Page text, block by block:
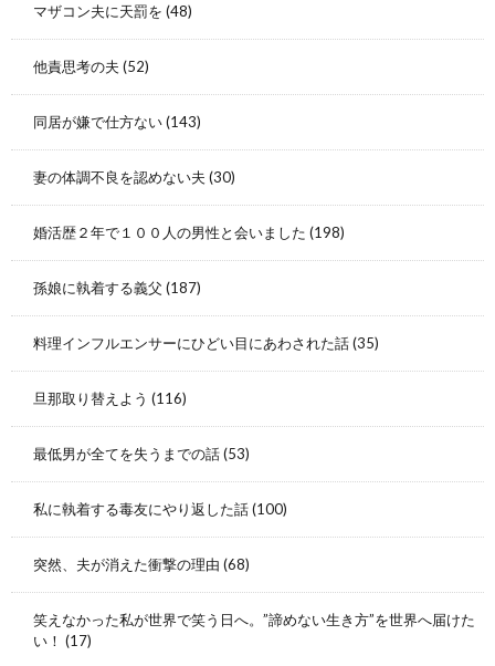
マザコン夫に天罰を (48)
他責思考の夫 (52)
同居が嫌で仕方ない(143)
妻の体調不良を認めない夫 (30)
婚活歴２年で１００人の男性と会いました (198)
孫娘に執着する義父 (187)
料理インフルエンサーにひどい目にあわされた話(35)
旦那取り替えよう (116)
最低男が全てを失うまでの話(53)
私に執着する毒友にやり返した話(100)
突然、夫が消えた衝撃の理由 (68)
笑えなかった私が世界で笑う日へ。”諦めない生き方”を世界へ届けた
い！ (17)